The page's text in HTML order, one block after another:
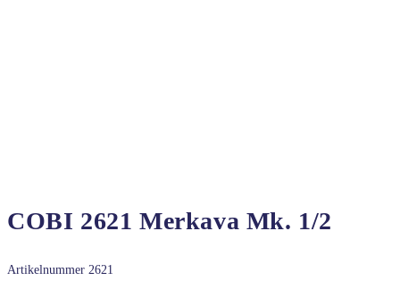
COBI 2621 Merkava Mk. 1/2
Artikelnummer 2621